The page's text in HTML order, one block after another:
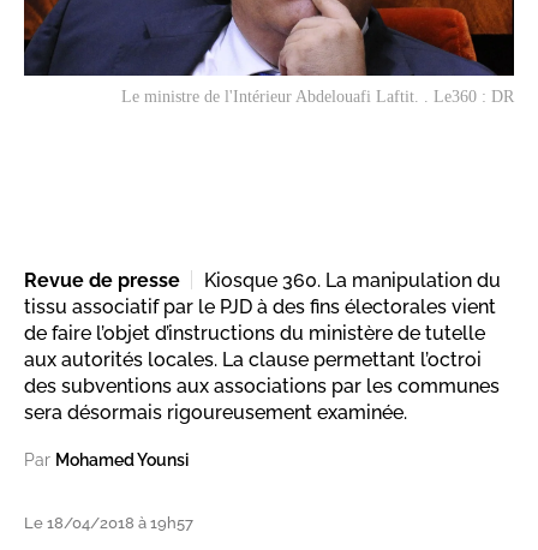
Le ministre de l'Intérieur Abdelouafi Laftit. . Le360 : DR
Revue de presse
Kiosque 360. La manipulation du
tissu associatif par le PJD à des fins électorales vient
de faire l’objet d’instructions du ministère de tutelle
aux autorités locales. La clause permettant l’octroi
des subventions aux associations par les communes
sera désormais rigoureusement examinée.
Par Mohamed Younsi
Le 18/04/2018 à 19h57